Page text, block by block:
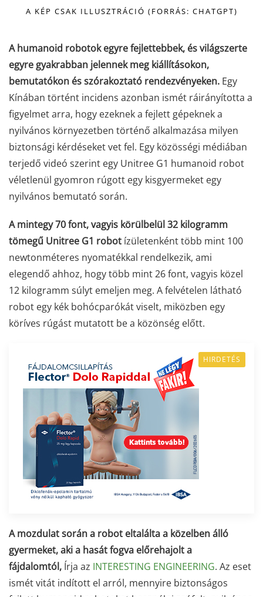
A KÉP CSAK ILLUSZTRÁCIÓ (FORRÁS: CHATGPT)
A humanoid robotok egyre fejlettebbek, és világszerte
egyre gyakrabban jelennek meg kiállításokon,
bemutatókon és szórakoztató rendezvényeken. Egy
Kínában történt incidens azonban ismét ráirányította a
figyelmet arra, hogy ezeknek a fejlett gépeknek a
nyilvános környezetben történő alkalmazása milyen
biztonsági kérdéseket vet fel. Egy közösségi médiában
terjedő videó szerint egy Unitree G1 humanoid robot
véletlenül gyomron rúgott egy kisgyermeket egy
nyilvános bemutató során.
A mintegy 70 font, vagyis körülbelül 32 kilogramm
tömegű Unitree G1 robot ízületenként több mint 100
newtonméteres nyomatékkal rendelkezik, ami
elegendő ahhoz, hogy több mint 26 font, vagyis közel
12 kilogramm súlyt emeljen meg. A felvételen látható
robot egy kék bohócparókát viselt, miközben egy
köríves rúgást mutatott be a közönség előtt.
HIRDETÉS
A mozdulat során a robot eltalálta a közelben álló
gyermeket, aki a hasát fogva előrehajolt a
fájdalomtól, Írja az INTERESTING ENGINEERING. Az eset
ismét vitát indított el arról, mennyire biztonságos